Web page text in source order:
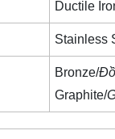
Ductile
Stainless
Bronze/
Graphite/